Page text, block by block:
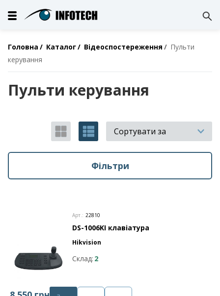
Головна Каталог Відеоспостереження
Пульти
керування
Пульти керування
Фільтри
Сортувати за
Арт.: 22810
DS-1006KI клавіатура
Hikvision
Склад: 2